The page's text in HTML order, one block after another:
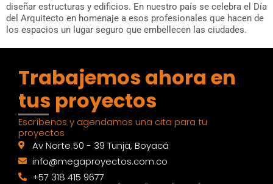
diseñar estructuras y edificios. En nuestro país se celebra el Día
del Arquitecto en homenaje a esos profesionales que hacen de
los espacios un lugar seguro que embellecen las ciudades.
Trabajemos ahora en
tus proyectos
Escríbenos y agendamos una cita para tu
proyectos
Av Norte 50 - 39 Tunja, Boyacá
info@megaproyectos.com.co
+57 318 415 9677